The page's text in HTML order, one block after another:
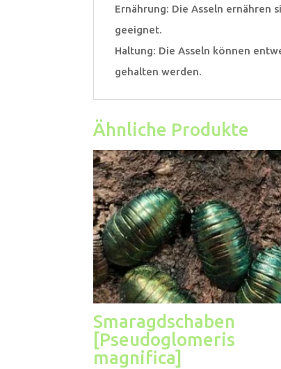
Ernährung: Die Asseln ernähren
geeignet.
Haltung: Die Asseln können
gehalten werden.
Ähnliche Produkte
Smaragdschaben
[Pseudoglomeris
magnifica]